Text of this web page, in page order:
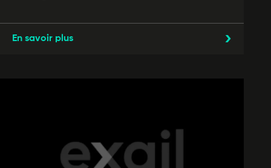
En savoir plus